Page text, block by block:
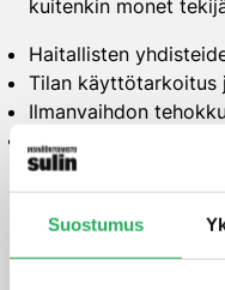
Suostumus
kuitenkin monet
Haitallisten
Tilan käyttötarkoitus
Ilmanvaihdon
Lämpötila- ja
Ctrap ei vaadi
asennuksen